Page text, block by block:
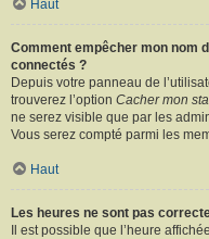
Haut
Comment empêcher mon nom
connectés ?
Depuis votre panneau de
trouverez l’option Cacher mon
ne serez visible que par les
Vous serez compté parmi les
Haut
Les heures ne sont pas
Il est possible que l’heure